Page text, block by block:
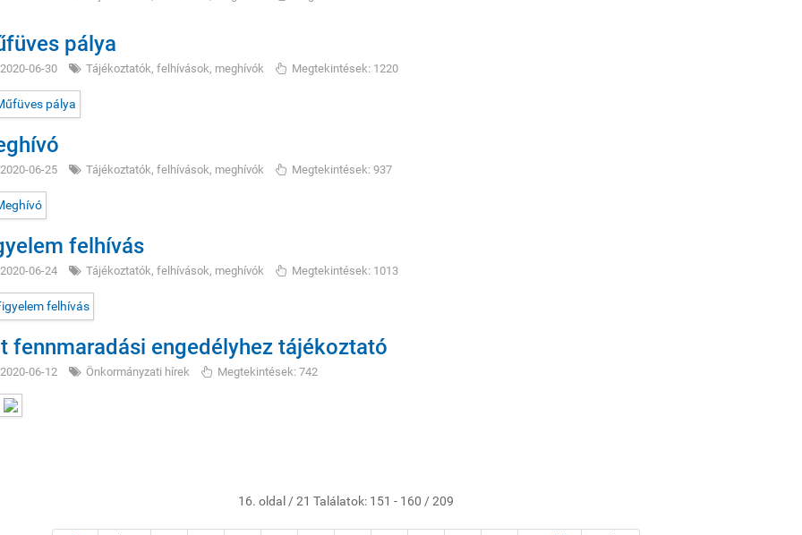
pálya
2020-06-30 Tájékoztatók, felhívások, meghívók Megtekintések: 1220
2020-06-25 Tájékoztatók, felhívások, meghívók Megtekintések: 937
felhívás
2020-06-24 Tájékoztatók, felhívások, meghívók Megtekintések: 1013
fennmaradási engedélyhez tájékoztató
2020-06-12 Önkormányzati hírek Megtekintések: 742
16. oldal / 21 Találatok: 151 - 160 / 209